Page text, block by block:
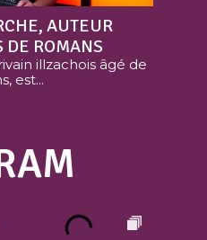
AUTEUR
DE ROMANS
illzachois âgé de
est...